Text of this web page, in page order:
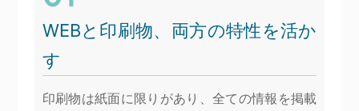
WEBと印刷物、両方の特性を活か
す
印刷物は紙面に限りがあり、全ての情報を掲載